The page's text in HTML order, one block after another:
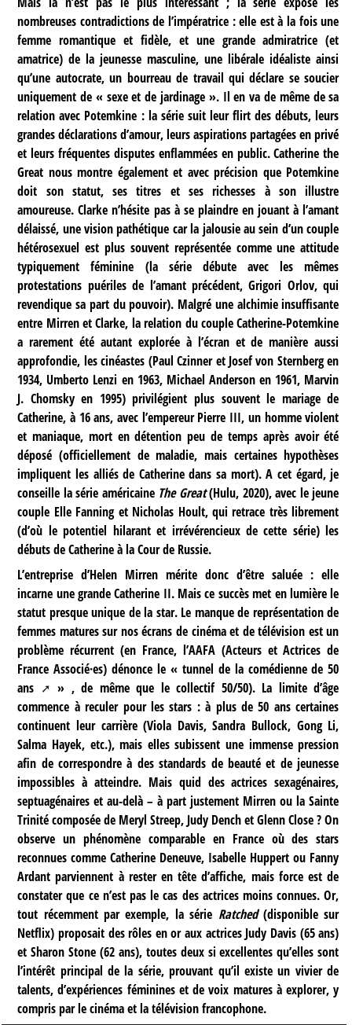
nombreuses contradictions de l’impératrice : elle est à la fois une
femme romantique et fidèle, et une grande admiratrice (et
amatrice) de la jeunesse masculine, une libérale idéaliste ainsi
qu’une autocrate, un bourreau de travail qui déclare se soucier
uniquement de « sexe et de jardinage ». Il en va de même de sa
relation avec Potemkine : la série suit leur flirt des débuts, leurs
grandes déclarations d’amour, leurs aspirations partagées en privé
et leurs fréquentes disputes enflammées en public. Catherine the
Great nous montre également et avec précision que Potemkine
doit son statut, ses titres et ses richesses à son illustre
amoureuse. Clarke n’hésite pas à se plaindre en jouant à l’amant
délaissé, une vision pathétique car la jalousie au sein d’un couple
hétérosexuel est plus souvent représentée comme une attitude
typiquement féminine (la série débute avec les mêmes
protestations puériles de l’amant précédent, Grigori Orlov, qui
revendique sa part du pouvoir). Malgré une alchimie insuffisante
entre Mirren et Clarke, la relation du couple Catherine-Potemkine
a rarement été autant explorée à l’écran et de manière aussi
approfondie, les cinéastes (Paul Czinner et Josef von Sternberg en
1934, Umberto Lenzi en 1963, Michael Anderson en 1961, Marvin
J. Chomsky en 1995) privilégient plus souvent le mariage de
Catherine, à 16 ans, avec l’empereur Pierre III, un homme violent
et maniaque, mort en détention peu de temps après avoir été
déposé (officiellement de maladie, mais certaines hypothèses
impliquent les alliés de Catherine dans sa mort). A cet égard, je
conseille la série américaine The Great(Hulu, 2020), avec le jeune
couple Elle Fanning et Nicholas Hoult, qui retrace très librement
(d’où le potentiel hilarant et irrévérencieux de cette série) les
débuts de Catherine à la Cour de Russie.
L’entreprise d’Helen Mirren mérite donc d’être saluée : elle
incarne une grande Catherine II. Mais ce succès met en lumière le
statut presque unique de la star. Le manque de représentation de
femmes matures sur nos écrans de cinéma et de télévision est un
problème récurrent (en France, l’AAFA (Acteurs et Actrices de
France Associé·es) dénonce le « tunnel de la comédienne de 50
ans
» , de même que le collectif 50/50). La limite d’âge
commence à reculer pour les stars : à plus de 50 ans certaines
continuent leur carrière (Viola Davis, Sandra Bullock, Gong Li,
Salma Hayek, etc.), mais elles subissent une immense pression
afin de correspondre à des standards de beauté et de jeunesse
impossibles à atteindre. Mais quid des actrices sexagénaires,
septuagénaires et au-delà – à part justement Mirren ou la Sainte
Trinité composée de Meryl Streep, Judy Dench et Glenn Close ? On
observe un phénomène comparable en France où des stars
reconnues comme Catherine Deneuve, Isabelle Huppert ou Fanny
Ardant parviennent à rester en tête d’affiche, mais force est de
constater que ce n’est pas le cas des actrices moins connues. Or,
tout récemment par exemple, la série Ratched (disponible sur
Netflix) proposait des rôles en or aux actrices Judy Davis (65 ans)
et Sharon Stone (62 ans), toutes deux si excellentes qu’elles sont
l’intérêt principal de la série, prouvant qu’il existe un vivier de
talents, d’expériences féminines et de voix matures à explorer, y
compris par le cinéma et la télévision francophone.